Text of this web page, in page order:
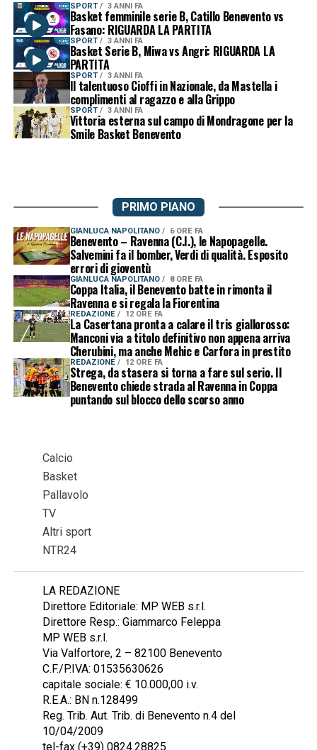
SPORT 3 ANNI FA
Basket femminile serie B, Catillo Benevento vs
Fasano: RIGUARDA LA PARTITA
SPORT 3 ANNI FA
Basket Serie B, Miwa vs Angri: RIGUARDA LA
PARTITA
SPORT 3 ANNI FA
Il talentuoso Cioffi in Nazionale, da Mastella i
complimenti al ragazzo e alla Grippo
SPORT 3 ANNI FA
Vittoria esterna sul campo di Mondragone per la
Smile Basket Benevento
PRIMO PIANO
GIANLUCA NAPOLITANO 6 ORE FA
Benevento – Ravenna (C.I.), le Napopagelle.
Salvemini fa il bomber, Verdi di qualità. Esposito
errori di gioventù
GIANLUCA NAPOLITANO 8 ORE FA
Coppa Italia, il Benevento batte in rimonta il
Ravenna e si regala la Fiorentina
REDAZIONE 12 ORE FA
La Casertana pronta a calare il tris giallorosso:
Manconi via a titolo definitivo non appena arriva
Cherubini, ma anche Mehic e Carfora in prestito
REDAZIONE 12 ORE FA
Strega, da stasera si torna a fare sul serio. Il
Benevento chiede strada al Ravenna in Coppa
puntando sul blocco dello scorso anno
Calcio
Basket
Pallavolo
TV
Altri sport
NTR24
LA REDAZIONE
Direttore Editoriale: MP WEB s.r.l.
Direttore Resp.: Giammarco Feleppa
MP WEB s.r.l.
Via Valfortore, 2 – 82100 Benevento
C.F./P.IVA: 01535630626
capitale sociale: € 10.000,00 i.v.
R.E.A.: BN n.128499
Reg. Trib. Aut. Trib. di Benevento n.4 del
10/04/2009
tel-fax (+39) 0824.28825